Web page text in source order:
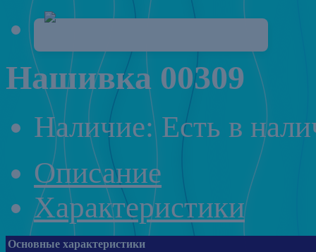
Нашивка 00309
Наличие: Есть в
Описание
Характеристики
Основные характеристики